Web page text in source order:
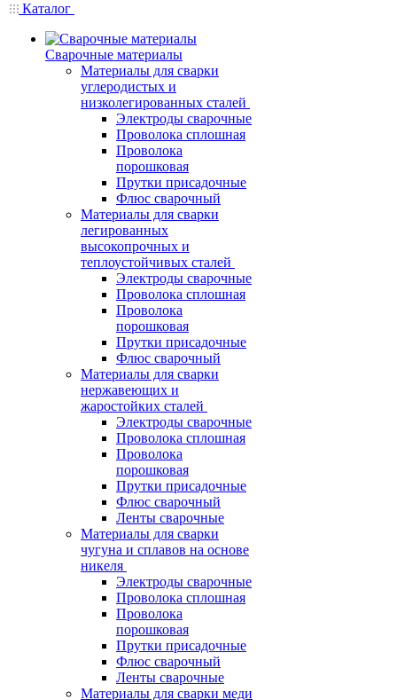
Каталог
Сварочные материалы
Материалы для сварки
углеродистых и
низколегированных сталей
Электроды сварочные
Проволока сплошная
Проволока
порошковая
Прутки присадочные
Флюс сварочный
Материалы для сварки
легированных
высокопрочных и
теплоустойчивых сталей
Электроды сварочные
Проволока сплошная
Проволока
порошковая
Прутки присадочные
Флюс сварочный
Материалы для сварки
нержавеющих и
жаростойких сталей
Электроды сварочные
Проволока сплошная
Проволока
порошковая
Прутки присадочные
Флюс сварочный
Ленты сварочные
Материалы для сварки
чугуна и сплавов на основе
никеля
Электроды сварочные
Проволока сплошная
Проволока
порошковая
Прутки присадочные
Флюс сварочный
Ленты сварочные
Материалы для сварки меди